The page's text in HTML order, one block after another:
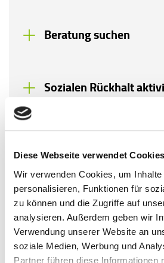
Diese Webseite verwendet Cookies
Wir verwenden Cookies, um
personalisieren, Funktionen für
zu können und die Zugriffe auf
analysieren. Außerdem geben wir
Verwendung unserer Website an
soziale Medien, Werbung und
Partner führen diese Informationen
Beratung suchen
Sozialen Rückhalt
Fazit
Schulden können sehr belastend
körperlich. Aber: Aus der
wieder rauskommen. Mit klarem